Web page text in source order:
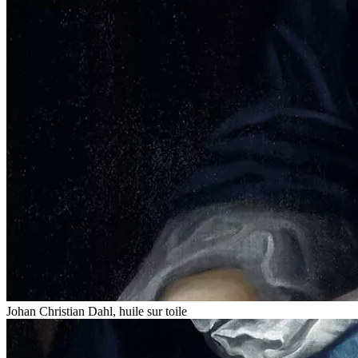
Johan Christian Dahl, huile sur toile